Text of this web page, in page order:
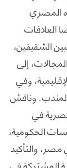
المصري
العلاقات
الشقيقين،
إلى
وفي
وناقش
في
الحكومية،
والتأكيد